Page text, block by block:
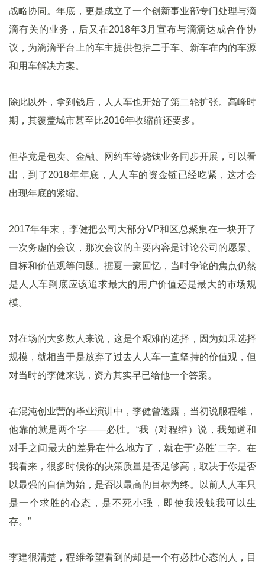
战略协同。年底，更是成立了一个创新事业部专门处理与滴
滴有关的业务，后又在2018年3月宣布与滴滴达成合作协
议，为滴滴平台上的车主提供包括二手车、新车在内的车源
和用车解决方案。
除此以外，拿到钱后，人人车也开始了第二轮扩张。高峰时
期，其覆盖城市甚至比2016年收缩前还要多。
但毕竟是包卖、金融、网约车等烧钱业务同步开展，可以看
出，到了2018年年底，人人车的资金链已经吃紧，这才会
出现年底的紧缩。
2017年年末，李健把公司大部分VP和区总聚集在一块开了
一次务虚的会议，那次会议的主要内容是讨论公司的愿景、
目标和价值观等问题。据夏一豪回忆，当时争论的焦点仍然
是人人车到底应该追求最大的用户价值还是最大的市场规
模。
对在场的大多数人来说，这是个艰难的选择，因为如果选择
规模，就相当于是放弃了过去人人车一直坚持的价值观，但
对当时的李健来说，资方其实早已给他一个答案。
在混沌创业营的毕业演讲中，李健曾透露，当初说服程维，
他靠的就是两个字——必胜。“我（对程维）说，我知道和
对手之间最大的差异在什么地方了，就在于‘必胜’二字。在
我看来，很多时候你的决策质量是否足够高，取决于你是否
以最强的自信为始，是否以最高的目标为终。以前人人车只
是一个求胜的心态，是不死小强，即使我没钱我可以生
存。”
李建很清楚，程维希望看到的却是一个有必胜心态的人，目